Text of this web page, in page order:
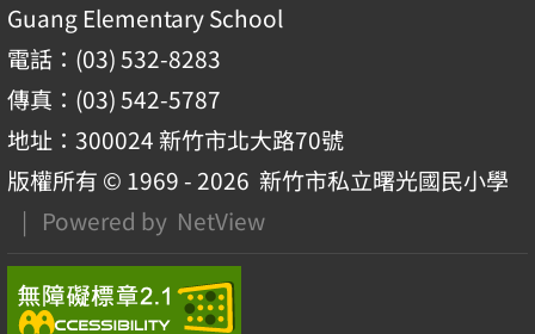
Guang Elementary School
電話：(03) 532-8283
傳真：(03) 542-5787
地址：300024 新竹市北大路70號
版權所有 © 1969 - 2026 新竹市私立曙光國民小學
| Powered by NetView